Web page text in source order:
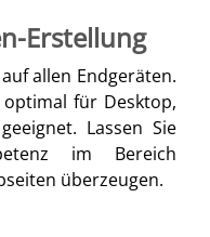
Erstellung
allen Endgeräten.
für Desktop,
Lassen Sie
im Bereich
überzeugen.